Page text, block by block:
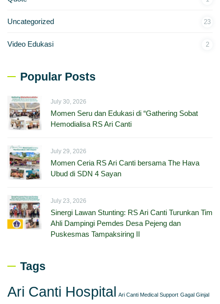
Uncategorized 23
Video Edukasi 2
Popular Posts
July 30, 2026
Momen Seru dan Edukasi di “Gathering Sobat
Hemodialisa RS Ari Canti
July 29, 2026
Momen Ceria RS Ari Canti bersama The Hava
Ubud di SDN 4 Sayan
July 23, 2026
Sinergi Lawan Stunting: RS Ari Canti Turunkan Tim
Ahli Dampingi Pemdes Desa Pejeng dan
Puskesmas Tampaksiring II
Tags
Ari Canti Hospital Ari Canti Medical Support Gagal Ginjal